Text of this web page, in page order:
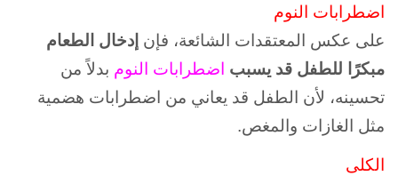
اضطرابات النوم
على عكس المعتقدات الشائعة، فإن إدخال الطعام
مبكرًا للطفل قد يسبب اضطرابات النوم بدلاً من
تحسينه، لأن الطفل قد يعاني من اضطرابات هضمية
مثل الغازات والمغص.
الكلى